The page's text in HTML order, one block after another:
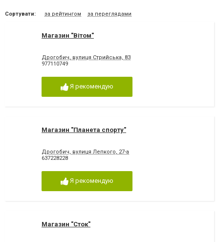
Сортувати: за рейтингом за переглядами
Магазин "Вітом"
Дрогобич, вулиця Стрийська, 83
977110749
Я рекомендую
Магазин "Планета спорту"
Дрогобич, вулиця Лепкого, 27-а
637228228
Я рекомендую
Магазин "Сток"